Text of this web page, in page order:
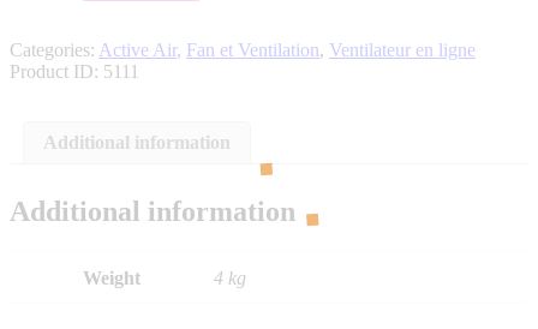
en
ligne
quantity
Categories: Active Air, Fan et Ventilation, Ventilateur en ligne
Product ID: 5111
Additional information
Additional information
Weight 4 kg